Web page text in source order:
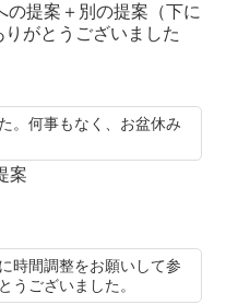
の提案＋別の提案（下に
がとうございました
。何事もなく、お盆休み
案
時間調整をお願いして参
うございました。